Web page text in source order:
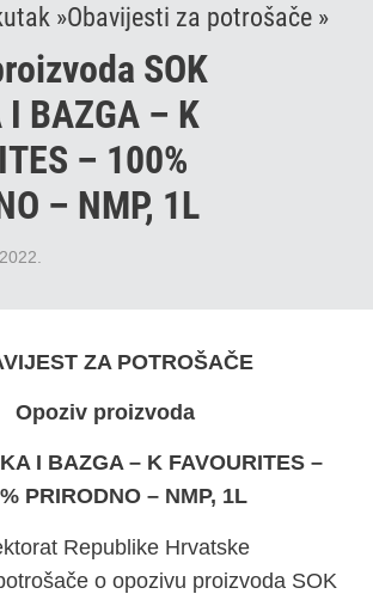
»Obavijesti za potrošače »
SOK
BAZGA – K
– 100%
– NMP, 1L
ZA POTROŠAČE
Opoziv proizvoda
I BAZGA – K FAVOURITES –
PRIRODNO – NMP, 1L
Republike Hrvatske
o opozivu proizvoda SOK